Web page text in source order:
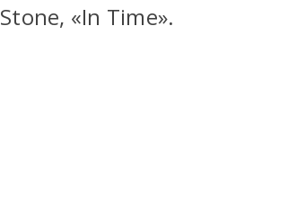
Stone, «In Time».